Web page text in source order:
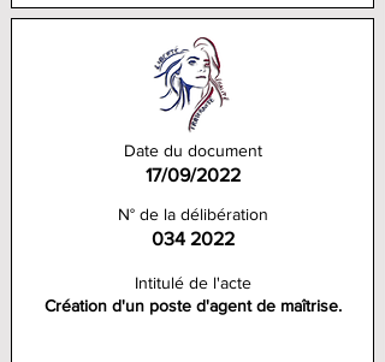
Date du document
17/09/2022
N° de la délibération
034 2022
Intitulé de l'acte
Création d'un poste d'agent de maîtrise.